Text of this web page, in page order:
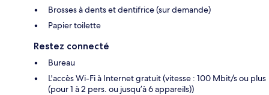
Brosses à dents et dentifrice (sur demande)
Papier toilette
Restez connecté
Bureau
L'accès Wi-Fi à Internet gratuit (vitesse : 100 Mbit/s ou plus
(pour 1 à 2 pers. ou jusqu’à 6 appareils))